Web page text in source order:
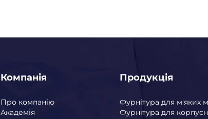
Компанія
Про компанію
Академія
Продукція
Фурнітура для м'яких
Фурнітура для